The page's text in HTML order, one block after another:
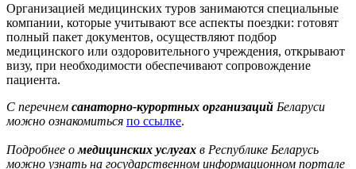
Организацией медицинских туров занимаются специальные
компании, которые учитывают все аспекты поездки: готовят
полный пакет документов, осуществляют подбор
медицинского или оздоровительного учреждения, открывают
визу, при необходимости обеспечивают сопровождение
пациента.
С перечнем санаторно-курортных организаций Беларуси
можно ознакомиться по ссылке.
Подробнее омедицинских услугах в Республике Беларусь
можно узнать на государственном информационном портале